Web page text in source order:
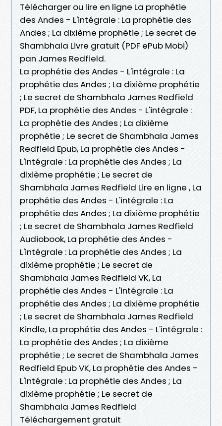
Télécharger ou lire en ligne La prophétie
des Andes - L'intégrale : La prophétie des
Andes ; La dixième prophétie ; Le secret de
Shambhala Livre gratuit (PDF ePub Mobi)
pan James Redfield.
La prophétie des Andes - L'intégrale : La
prophétie des Andes ; La dixième prophétie
; Le secret de Shambhala James Redfield
PDF, La prophétie des Andes - L'intégrale :
La prophétie des Andes ; La dixième
prophétie ; Le secret de Shambhala James
Redfield Epub, La prophétie des Andes -
L'intégrale : La prophétie des Andes ; La
dixième prophétie ; Le secret de
Shambhala James Redfield Lire en ligne , La
prophétie des Andes - L'intégrale : La
prophétie des Andes ; La dixième prophétie
; Le secret de Shambhala James Redfield
Audiobook, La prophétie des Andes -
L'intégrale : La prophétie des Andes ; La
dixième prophétie ; Le secret de
Shambhala James Redfield VK, La
prophétie des Andes - L'intégrale : La
prophétie des Andes ; La dixième prophétie
; Le secret de Shambhala James Redfield
Kindle, La prophétie des Andes - L'intégrale :
La prophétie des Andes ; La dixième
prophétie ; Le secret de Shambhala James
Redfield Epub VK, La prophétie des Andes -
L'intégrale : La prophétie des Andes ; La
dixième prophétie ; Le secret de
Shambhala James Redfield
Téléchargement gratuit